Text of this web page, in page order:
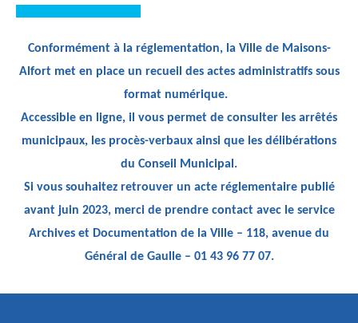
Conformément à la réglementation, la Ville de Maisons-
Alfort met en place un recueil des actes administratifs sous
format numérique.
Accessible en ligne, il vous permet de consulter les arrêtés
municipaux, les procès-verbaux ainsi que les délibérations
du Conseil Municipal.
Si vous souhaitez retrouver un acte réglementaire publié
avant juin 2023, merci de prendre contact avec le service
Archives et Documentation de la Ville – 118, avenue du
Général de Gaulle – 01 43 96 77 07.